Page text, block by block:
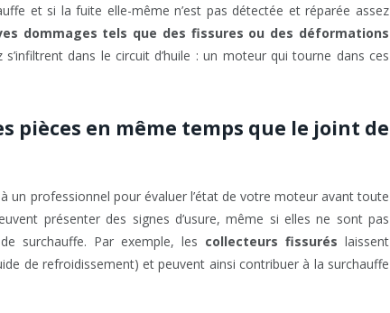
et si la fuite elle-même n’est pas détectée et réparée assez
dommages tels que des fissures ou des déformations
dans le circuit d’huile : un moteur qui tourne dans ces
pièces en même temps que le joint de
un professionnel pour évaluer l’état de votre moteur avant toute
présenter des signes d’usure, même si elles ne sont pas
surchauffe. Par exemple, les collecteurs fissurés laissent
de refroidissement) et peuvent ainsi contribuer à la surchauffe